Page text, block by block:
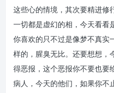
这些心的情境，其次要精进修
一切都是虚幻的相，今天看看
你喜欢的只不过是像梦不真实
样的，腥臭无比。还要想想，
得恶报，这个恶报你不要也要
病人，今天的他们，如果你不